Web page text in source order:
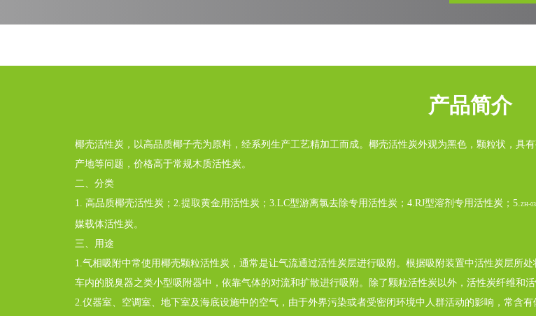
产品简介
椰壳活性炭，以高品质椰子壳为原料，经系列生产工艺精加工而成。椰壳活性炭外观为黑色，颗粒状，具
产地等问题，价格高于常规木质活性炭。
二、分类
1. 高品质椰壳活性炭；2.提取黄金用活性炭；3.LC型游离氯去除专用活性炭；4.RJ型溶剂专用活性炭；5.ZH-
媒载体活性炭。
三、用途
1.气相吸附中常使用椰壳颗粒活性炭，通常是让气流通过活性炭层进行吸附。根据吸附装置中活性炭层所
车内的脱臭器之类小型吸附器中，依靠气体的对流和扩散进行吸附。除了颗粒活性炭以外，活性炭纤维和
2.仪器室、空调室、地下室及海底设施中的空气，由于外界污染或者受密闭环境中人群活动的影响，常含